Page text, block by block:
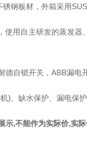
锈钢板材，外箱采用
使用自主研发的蒸发
德自锁开关， ABB漏电
)、缺水保护、漏电保
示,不能作为实际价,实际